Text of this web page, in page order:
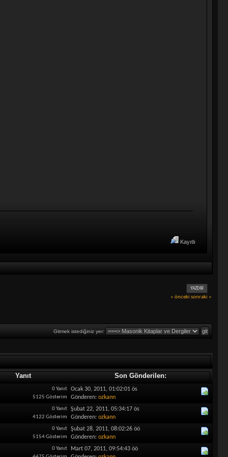
Kayıtlı
YAZDIR
« önceki sonraki »
Gitmek istediğiniz yer:
Yanıt Son Gönderilen:
0 Yanıt
5125 Gösterim
Ocak 30, 2011, 01:02:01 ös
Gönderen:ozkann
0 Yanıt
4122 Gösterim
Şubat 22, 2011, 05:34:17 ös
Gönderen:ozkann
0 Yanıt
5154 Gösterim
Şubat 28, 2011, 08:02:26 öö
Gönderen:ozkann
0 Yanıt
Mart 07, 2011, 09:54:43 öö